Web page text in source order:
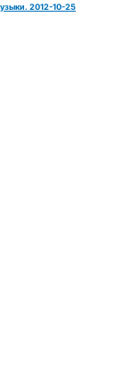
2012-10-25